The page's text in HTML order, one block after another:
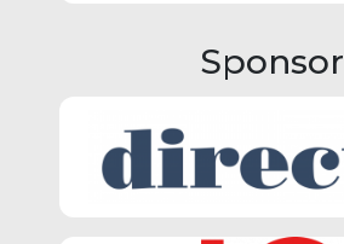
Sponsor